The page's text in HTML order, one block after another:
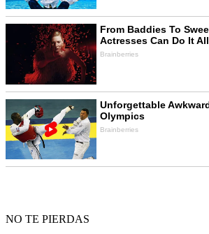
NO TE PIERDAS